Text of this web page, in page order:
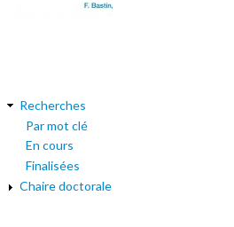
Recherches
Par mot clé
En cours
Finalisées
Chaire doctorale